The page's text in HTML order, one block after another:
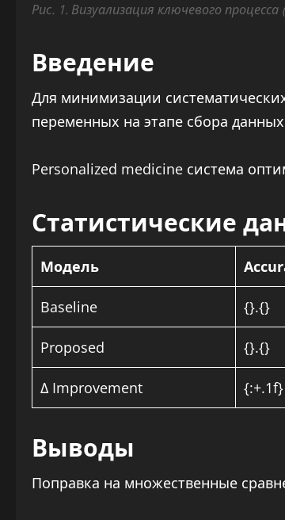
Рис. 1. Визуализация ключевого
Введение
Для минимизации
переменных на этапе сбора
Personalized medicine система
Статистические
Модель
Baseline {}.{}
Proposed {}.{}
Δ Improvement {:+.1f}
Выводы
Поправка на множественные